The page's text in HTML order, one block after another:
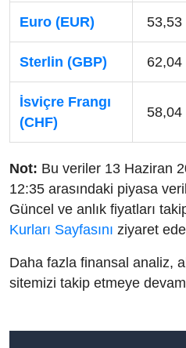
Euro (EUR) 53,53
Sterlin (GBP) 62,04
İsviçre Frangı
(CHF)
58,04
Not: Bu veriler 13 Haziran
12:35 arasındaki piyasa
Güncel ve anlık fiyatları
Kurları Sayfasını ziyaret
Daha fazla finansal analiz,
sitemizi takip etmeye